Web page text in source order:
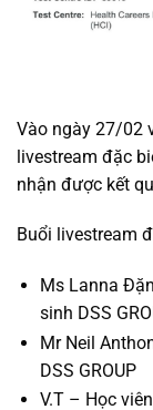
Vào ngày 27/02
livestream đặc
nhận được kết
Buổi livestream
Ms Lanna
sinh DSS
Mr Neil
DSS GROUP
V.T – Học